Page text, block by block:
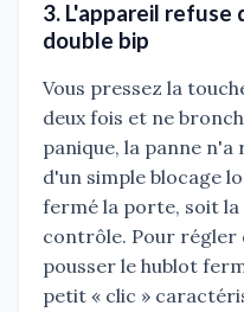
3. L'appareil
double bip
Vous pressez la
deux fois et ne
panique, la panne
d'un simple blocage
fermé la porte, soit la
contrôle. Pour régler
pousser le hublot
petit « clic »